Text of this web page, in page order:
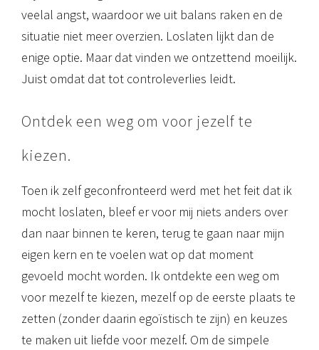
veelal angst, waardoor we uit balans raken en de
situatie niet meer overzien. Loslaten lijkt dan de
enige optie. Maar dat vinden we ontzettend moeilijk.
Juist omdat dat tot controleverlies leidt.
Ontdek een weg om voor jezelf te
kiezen.
Toen ik zelf geconfronteerd werd met het feit dat ik
mocht loslaten, bleef er voor mij niets anders over
dan naar binnen te keren, terug te gaan naar mijn
eigen kern en te voelen wat op dat moment
gevoeld mocht worden. Ik ontdekte een weg om
voor mezelf te kiezen, mezelf op de eerste plaats te
zetten (zonder daarin egoïstisch te zijn) en keuzes
te maken uit liefde voor mezelf. Om de simpele